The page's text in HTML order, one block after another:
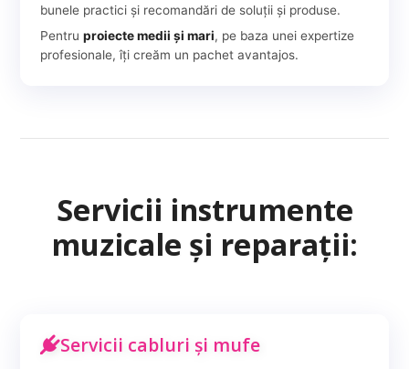
bunele practici și recomandări de soluții și produse.
Pentruproiecte medii și mari, pe baza unei expertize
profesionale, îți creăm un pachet avantajos.
Servicii instrumente
muzicale și reparații:
Servicii cabluri și mufe